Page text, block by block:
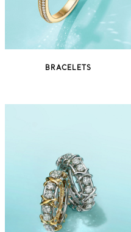
BRACELETS